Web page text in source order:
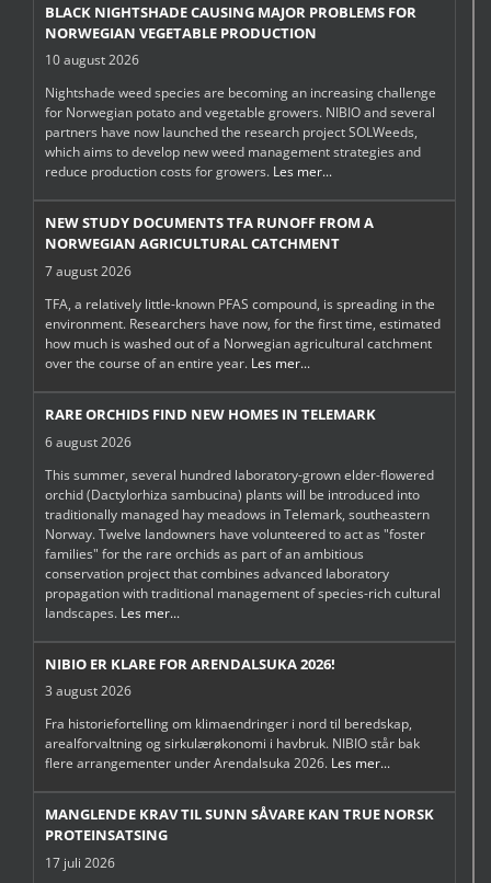
BLACK NIGHTSHADE CAUSING MAJOR PROBLEMS FOR
NORWEGIAN VEGETABLE PRODUCTION
10 august 2026
Nightshade weed species are becoming an increasing challenge
for Norwegian potato and vegetable growers. NIBIO and several
partners have now launched the research project SOLWeeds,
which aims to develop new weed management strategies and
reduce production costs for growers. Les mer...
NEW STUDY DOCUMENTS TFA RUNOFF FROM A
NORWEGIAN AGRICULTURAL CATCHMENT
7 august 2026
TFA, a relatively little-known PFAS compound, is spreading in the
environment. Researchers have now, for the first time, estimated
how much is washed out of a Norwegian agricultural catchment
over the course of an entire year. Les mer...
RARE ORCHIDS FIND NEW HOMES IN TELEMARK
6 august 2026
This summer, several hundred laboratory-grown elder-flowered
orchid (Dactylorhiza sambucina) plants will be introduced into
traditionally managed hay meadows in Telemark, southeastern
Norway. Twelve landowners have volunteered to act as "foster
families" for the rare orchids as part of an ambitious
conservation project that combines advanced laboratory
propagation with traditional management of species-rich cultural
landscapes. Les mer...
NIBIO ER KLARE FOR ARENDALSUKA 2026!
3 august 2026
Fra historiefortelling om klimaendringer i nord til beredskap,
arealforvaltning og sirkulærøkonomi i havbruk. NIBIO står bak
flere arrangementer under Arendalsuka 2026. Les mer...
MANGLENDE KRAV TIL SUNN SÅVARE KAN TRUE NORSK
PROTEINSATSING
17 juli 2026